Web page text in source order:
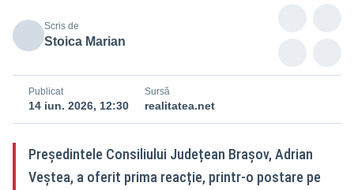
Scris de
Stoica Marian
Publicat
14 iun. 2026, 12:30
Sursă
realitatea.net
Președintele Consiliului Județean Brașov, Adrian
Veștea, a oferit prima reacție, printr-o postare pe